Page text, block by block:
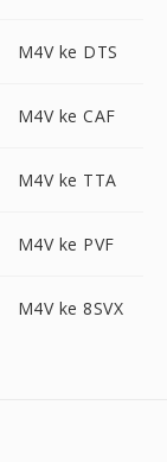
M4V ke DTS
M4V ke CAF
M4V ke TTA
M4V ke PVF
M4V ke 8SVX